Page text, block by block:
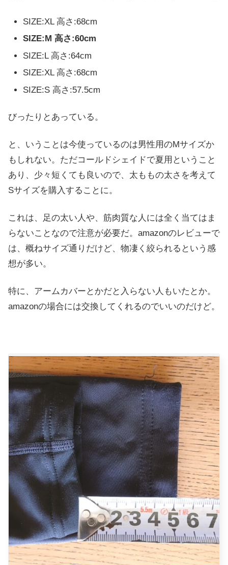
SIZE:XL 高さ:68cm
SIZE:M 高さ:60cm
SIZE:L 高さ:64cm
SIZE:XL 高さ:68cm
SIZE:S 高さ:57.5cm
びったりとあっている。
と、いうことは今使っているのは男性用のMサイズか
もしれない。ただコールドシェイドで夏用ということ
あり、少々短くても良いので、太ももの太さを考えて
Sサイズを購入することに。
これは、足の太い人や、筋肉質な人には全く当てはま
らないことなので注意が必要だ。amazonのレビューで
は、概ねサイズ通りだけど、物凄く絞られるという感
想が多い。
特に、アームカバーとかだと入らない人もいたとか。
amazonの場合には交換してくれるのでいいのだけど。